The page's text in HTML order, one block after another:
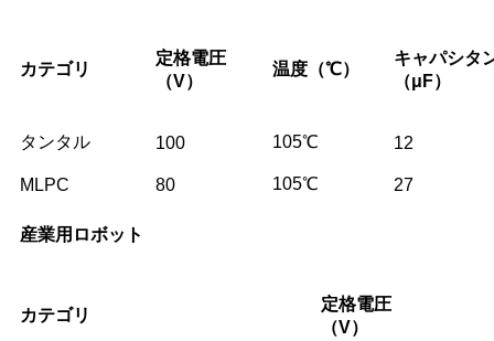
カテゴリ
定格電圧
（V）
温度 （℃）
キャパシタ
（μF）
タンタル 100 105℃ 12
MLPC 80 105℃ 27
産業用ロボット
カテゴリ
定格電圧
（V）